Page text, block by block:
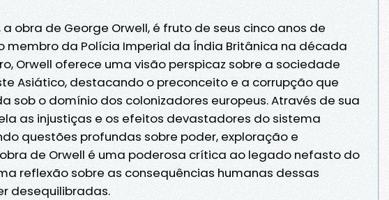
a obra de George Orwell, é fruto de seus cinco anos de
membro da Polícia Imperial da Índia Britânica na década
Orwell oferece uma visão perspicaz sobre a sociedade
Asiático, destacando o preconceito e a corrupção que
sob o domínio dos colonizadores europeus. Através de sua
as injustiças e os efeitos devastadores do sistema
questões profundas sobre poder, exploração e
de Orwell é uma poderosa crítica ao legado nefasto do
reflexão sobre as consequências humanas dessas
desequilibradas.